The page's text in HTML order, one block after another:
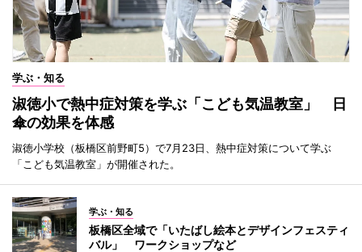
学ぶ・知る
淑徳小で熱中症対策を学ぶ「こども気温教室」 日
傘の効果を体感
淑徳小学校（板橋区前野町5）で7月23日、熱中症対策について学ぶ
「こども気温教室」が開催された。
学ぶ・知る
板橋区全域で「いたばし絵本とデザインフェスティ
バル」 ワークショップなど